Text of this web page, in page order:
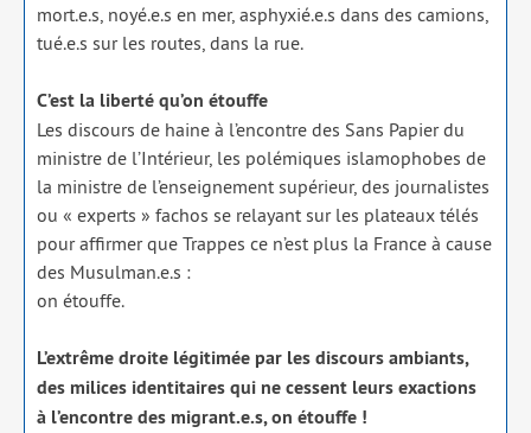
mort.e.s, noyé.e.s en mer, asphyxié.e.s dans des camions,
tué.e.s sur les routes, dans la rue.
C’est la liber­té qu’on étouffe
Les dis­cours de haine à l’encontre des Sans Papier du
ministre de l’Intérieur, les polé­miques isla­mo­phobes de
la ministre de l’enseignement supé­rieur, des jour­na­listes
ou « experts » fachos se relayant sur les pla­teaux télés
pour affir­mer que Trappes ce n’est plus la France à cause
des Musulman.e.s :
on étouffe.
L’extrême droite légi­ti­mée par les dis­cours ambiants,
des milices iden­ti­taires qui ne cessent leursexac­tions
à l’encontre des migrant.e.s, on étouffe !